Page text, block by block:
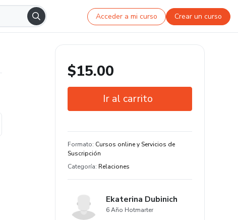
Acceder a mi curso Crear un curso
$15.00
Ir al carrito
Formato: Cursos online y Servicios de
Suscripción
Categoría: Relaciones
Ekaterina Dubinich
6 Año Hotmarter